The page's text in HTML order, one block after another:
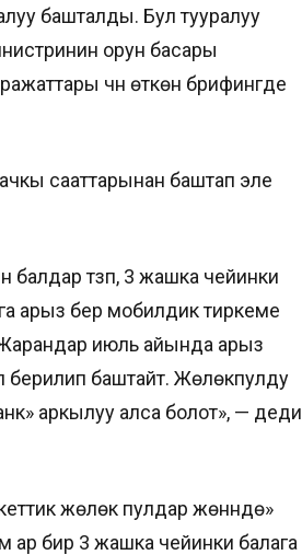
башталды. Бул тууралуу
орун басары
үчүн өткөн брифингде
сааттарынан баштап эле
түзүп, 3 жашка чейинки
арыз берүү мобилдик тиркеме
Жарандар июль айында арыз
берилип баштайт. Жөлөкпулду
аркылуу алса болот», — деди
жөлөк пулдар жөнүндө»
бир 3 жашка чейинки балага